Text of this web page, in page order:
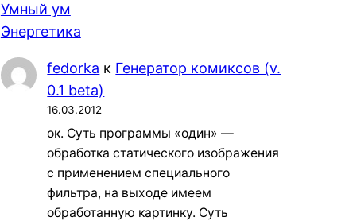
Умный ум
Энергетика
fedorka к Генератор комиксов (v.
0.1 beta)
16.03.2012
ок. Суть программы «один» —
обработка статического изображения
с применением специального
фильтра, на выходе имеем
обработанную картинку. Суть